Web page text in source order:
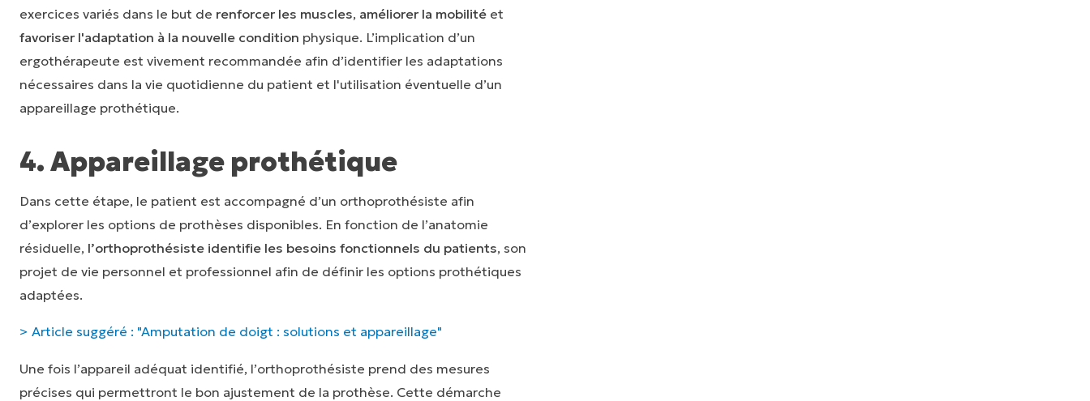
exercices variés dans le but de renforcer les muscles, améliorer la mobilité et
favoriser l'adaptation à la nouvelle condition physique. L’implication d’un
ergothérapeute est vivement recommandée afin d’identifier les adaptations
nécessaires dans la vie quotidienne du patient et l'utilisation éventuelle d’un
appareillage prothétique.
4. Appareillage prothétique
Dans cette étape, le patient est accompagné d’un orthoprothésiste afin
d’explorer les options de prothèses disponibles. En fonction de l’anatomie
résiduelle, l’orthoprothésiste identifie les besoins fonctionnels du patients, son
projet de vie personnel et professionnel afin de définir les options prothétiques
adaptées.
> Article suggéré : "Amputation de doigt : solutions et appareillage"
Une fois l’appareil adéquat identifié, l’orthoprothésiste prend des mesures
précises qui permettront le bon ajustement de la prothèse. Cette démarche